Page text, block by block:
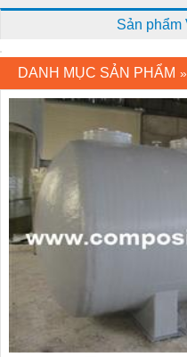
Sản phẩm
DANH MỤC SẢN PHẨM »